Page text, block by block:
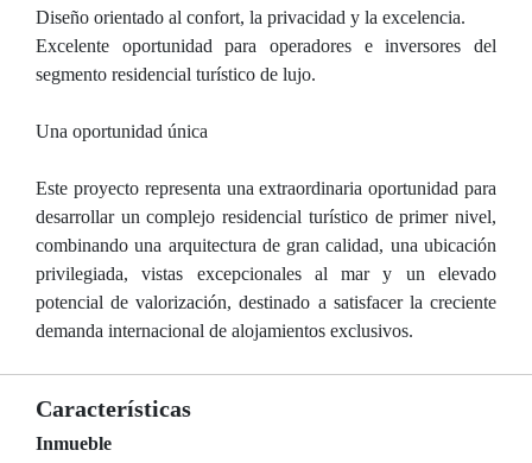
Diseño orientado al confort, la privacidad y la excelencia.
Excelente oportunidad para operadores e inversores del
segmento residencial turístico de lujo.
Una oportunidad única
Este proyecto representa una extraordinaria oportunidad para
desarrollar un complejo residencial turístico de primer nivel,
combinando una arquitectura de gran calidad, una ubicación
privilegiada, vistas excepcionales al mar y un elevado
potencial de valorización, destinado a satisfacer la creciente
demanda internacional de alojamientos exclusivos.
Características
Inmueble